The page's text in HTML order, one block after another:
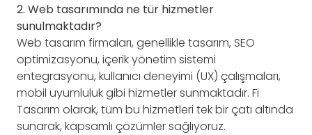
2. Web tasarımında ne tür hizmetler
sunulmaktadır?
Web tasarım firmaları, genellikle tasarım, SEO
optimizasyonu, içerik yönetim sistemi
entegrasyonu, kullanıcı deneyimi (UX) çalışmaları,
mobil uyumluluk gibi hizmetler sunmaktadır. Fi
Tasarım olarak, tüm bu hizmetleri tek bir çatı altında
sunarak, kapsamlı çözümler sağlıyoruz.